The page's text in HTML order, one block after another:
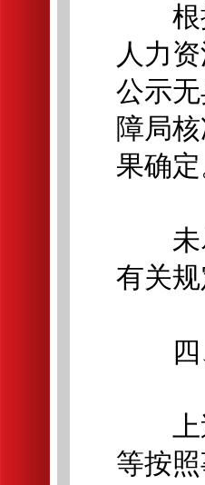
根据
人力
公示
障局
果确定
未尽
有关规
四、
上述
等按